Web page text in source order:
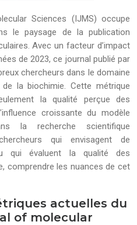
Sciences (IJMS) occupe
le paysage de la publication
Avec un facteur d’impact
de 2023, ce journal publié par
chercheurs dans le domaine
la biochimie. Cette métrique
la qualité perçue des
croissante du modèle
la recherche scientifique
qui envisagent de
qui évaluent la qualité des
comprendre les nuances de cet
actuelles du
of molecular